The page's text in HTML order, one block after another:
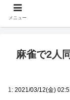
麻雀で2人
1: 2021/03/12(金)
メニュー